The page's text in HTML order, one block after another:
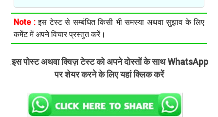
Note :इस टेस्ट से सम्बंधित किसी भी समस्या अथवा सुझाव के लिए
कमेंट में अपने विचार प्रस्तुत करें।
.इस पोस्ट अथवा क्विज़ टेस्ट को अपने दोस्तों के साथ WhatsApp
पर शेयर करने के लिए यहां क्लिक करें